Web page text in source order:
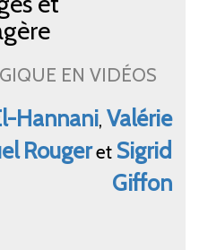
EN VIDÉOS
Hannani, Valérie
Rougeret Sigrid
Giffon